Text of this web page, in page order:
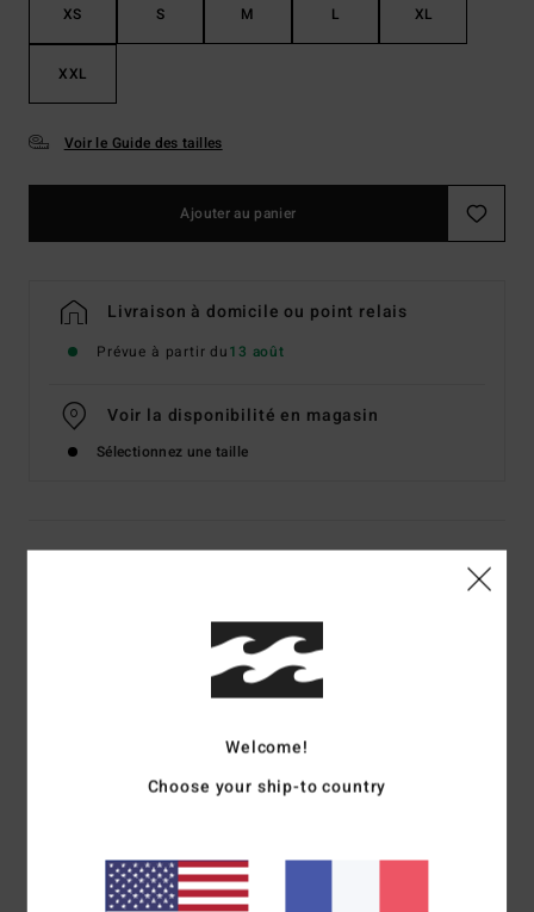
XS S M L XL
XXL
Voir le Guide des tailles
Ajouter au panier
Livraison à domicile ou point relais
Prévue à partir du13 août
Voir la disponibilité en magasin
Sélectionnez une taille
Details & caractéristiques
Code couleur
coton [220 g/m2]
Boxy décontractée, style OG premium
Collection Since 73
Welcome!
Choose your ship-to country